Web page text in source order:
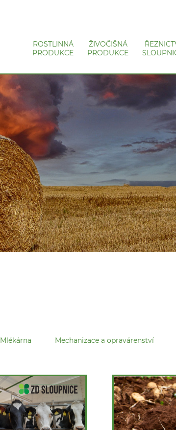
ROSTLINNÁ
PRODUKCE
ŽIVOČIŠNÁ
PRODUKCE
Mlékárna Mechanizace a opravárenství